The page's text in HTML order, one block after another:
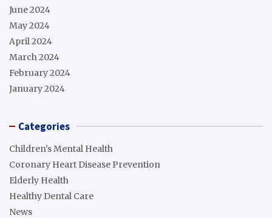
June 2024
May 2024
April 2024
March 2024
February 2024
January 2024
Categories
Children's Mental Health
Coronary Heart Disease Prevention
Elderly Health
Healthy Dental Care
News